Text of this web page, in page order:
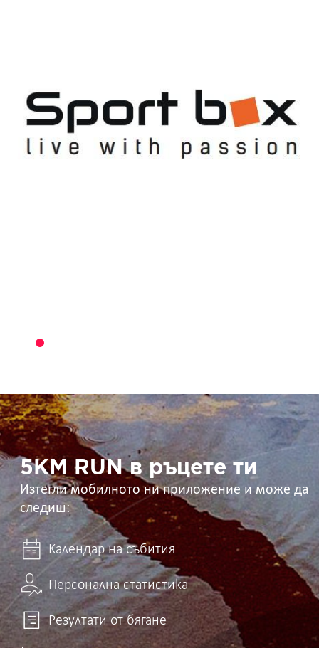
5KM
RUN
в
ръцете
ти 5KM RUN в ръцете ти
Изтегли мобилното ни приложение и може да
следиш:
Календар на събития
Персонална статистика
Резултати от бягане